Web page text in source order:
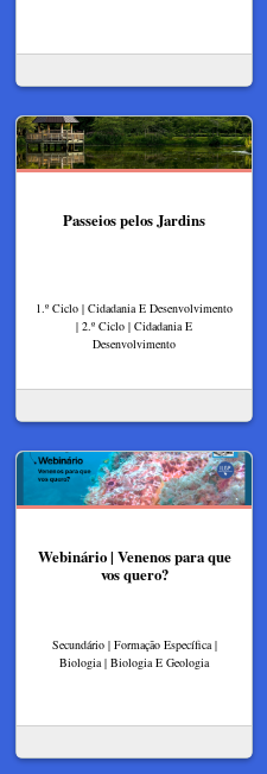
Passeios pelos Jardins
1.º Ciclo | Cidadania E Desenvolvimento
| 2.º Ciclo | Cidadania E
Desenvolvimento
Webinário | Venenos para que
vos quero?
Secundário | Formação Específica |
Biologia | Biologia E Geologia